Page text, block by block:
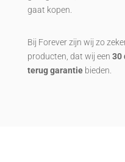
gaat kopen.
Bij Forever zijn wij zo
producten, dat wij een 30
terug garantiebieden.